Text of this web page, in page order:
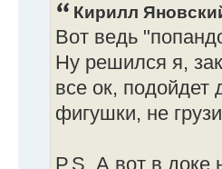
Кирилл
Вот ведь
Ну решился я,
все ок, подойдет
фигушки, не